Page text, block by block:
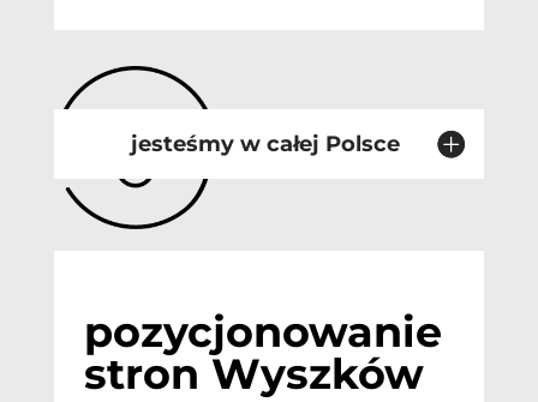
jesteśmy w całej Polsce
pozycjonowanie
stron Wyszków